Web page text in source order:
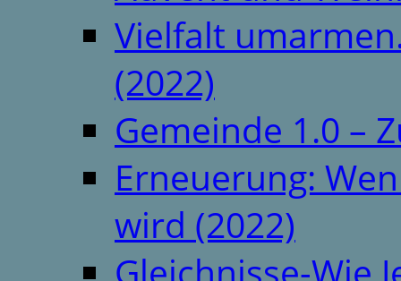
Vielfalt
(2022)
Gemeinde 1.0 –
Erneuerung:
wird (2022)